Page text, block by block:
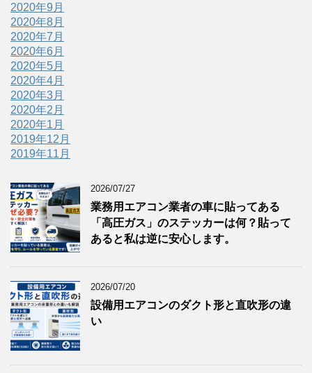
2020年9月
2020年8月
2020年7月
2020年6月
2020年5月
2020年4月
2020年3月
2020年2月
2020年1月
2019年12月
2019年11月
2026/07/27
業務用エアコン業者の車に貼ってある
「高圧ガス」のステッカーは何？貼って
あると私は逆に安心します。
2026/07/20
設備用エアコンのダクト形と直吹形の違
い